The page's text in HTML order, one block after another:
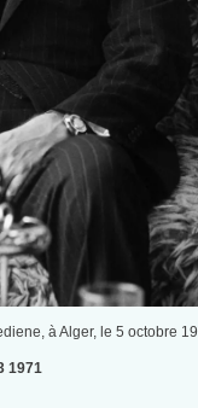
à Alger, le 5 octobre
1971